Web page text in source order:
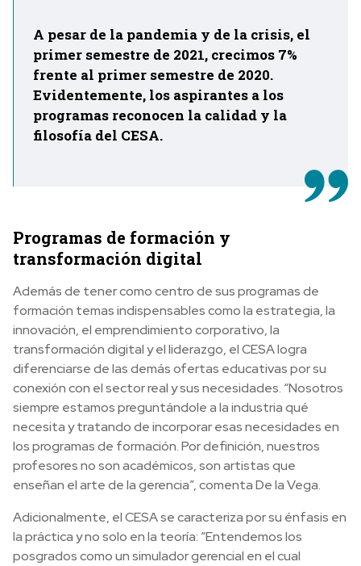
A pesar de la pandemia y de la crisis, el
primer semestre de 2021, crecimos 7%
frente al primer semestre de 2020.
Evidentemente, los aspirantes a los
programas reconocen la calidad y la
filosofía del CESA.
Programas de formación y
transformación digital
Además de tener como centro de sus programas de
formación temas indispensables como la estrategia, la
innovación, el emprendimiento corporativo, la
transformación digital y el liderazgo, el CESA logra
diferenciarse de las demás ofertas educativas por su
conexión con el sector real y sus necesidades. “Nosotros
siempre estamos preguntándole a la industria qué
necesita y tratando de incorporar esas necesidades en
los programas de formación. Por definición, nuestros
profesores no son académicos, son artistas que
enseñan el arte de la gerencia”, comenta De la Vega.
Adicionalmente, el CESA se caracteriza por su énfasis en
la práctica y no solo en la teoría: “Entendemos los
posgrados como un simulador gerencial en el cual